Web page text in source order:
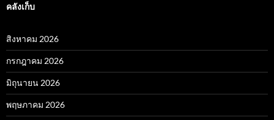
คลังเก็บ
สิงหาคม 2026
กรกฎาคม 2026
มิถุนายน 2026
พฤษภาคม 2026